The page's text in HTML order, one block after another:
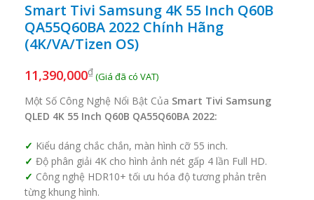
Smart Tivi Samsung 4K 55 Inch Q60B
QA55Q60BA 2022 Chính Hãng
(4K/VA/Tizen OS)
11,390,000₫
Một Số Công Nghệ Nổi Bật Của Smart Tivi Samsung
QLED 4K 55 Inch Q60B QA55Q60BA 2022:
Kiểu dáng chắc chắn, màn hình cỡ 55 inch.
Độ phân giải 4K cho hình ảnh nét gấp 4 lần Full HD.
Công nghệ HDR10+ tối ưu hóa độ tương phản trên
từng khung hình.